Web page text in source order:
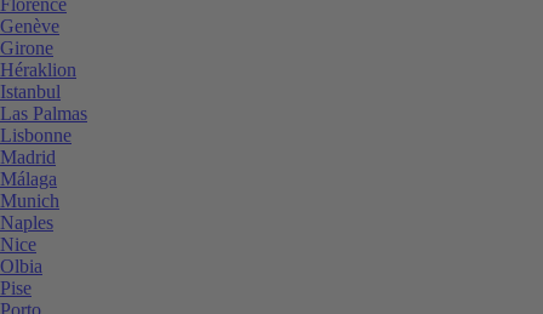
Genève
Girone
Héraklion
Istanbul
Las Palmas
Lisbonne
Madrid
Málaga
Munich
Naples
Nice
Olbia
Pise
Porto